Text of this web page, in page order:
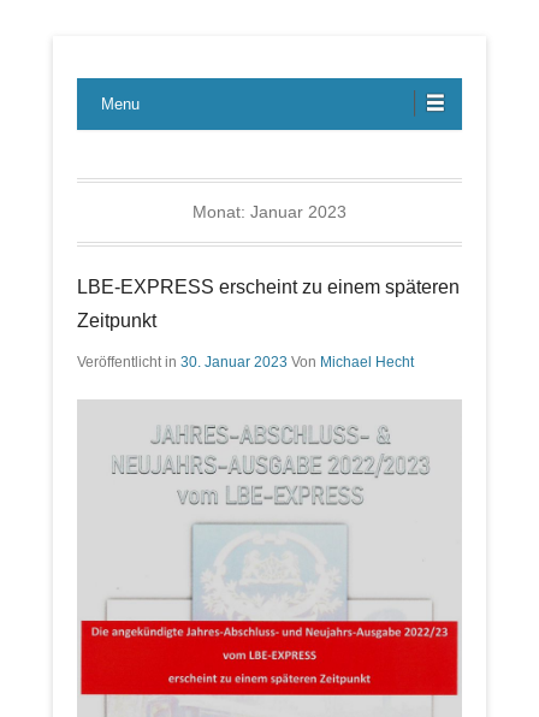
LBE-Express
Menu
Monat: Januar 2023
LBE-EXPRESS erscheint zu einem späteren
Zeitpunkt
Veröffentlicht in 30. Januar 2023 Von Michael Hecht